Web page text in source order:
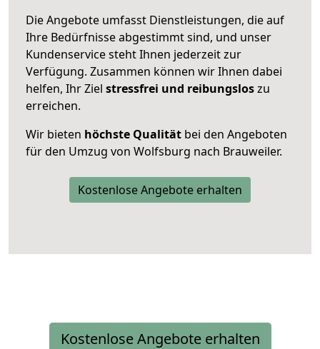
Die Angebote umfasst Dienstleistungen, die auf
Ihre Bedürfnisse abgestimmt sind, und unser
Kundenservice steht Ihnen jederzeit zur
Verfügung. Zusammen können wir Ihnen dabei
helfen, Ihr Ziel stressfrei und reibungsloszu
erreichen.
Wir bieten höchste Qualität bei den Angeboten
für den Umzug von Wolfsburg nach Brauweiler.
Kostenlose Angebote erhalten
Kostenlose Angebote erhalten